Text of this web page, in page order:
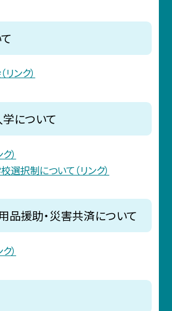
ンク）
について
）
択制について（リンク）
品援助・災害共済について
）